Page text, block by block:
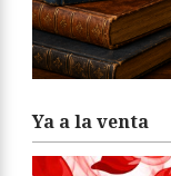
Ya a la venta